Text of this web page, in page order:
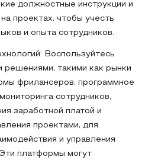
должностные инструкции и
проектах, чтобы учесть
и опыта сотрудников.
Воспользуйтесь
решениями, такими как рынки
фрилансеров, программное
сотрудников,
заработной платой и
проектами, для
и управления
платформы могут